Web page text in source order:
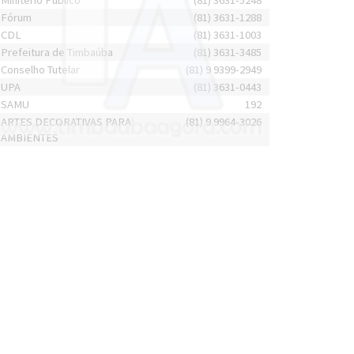
Fórum
(81) 3631-1288
CDL
(81) 3631-1003
Prefeitura de Timbaúba
(81) 3631-3485
Conselho Tutelar
(81) 9 9399-2949
UPA
(81) 3631-0443
SAMU
192
ARTES DECORATIVAS PARA
AMBIENTES
(81) 9 9964-3026